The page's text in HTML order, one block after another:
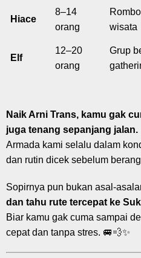
Hiace
8–14
orang
wisata
Elf
12–20
orang
Grup
Naik Arni Trans, kamu gak
juga tenang sepanjang jalan.
Armada kami selalu dalam
dan rutin dicek sebelum
Sopirnya pun bukan asal-
dan tahu rute tercepat ke
Biar kamu gak cuma sampai
cepat dan tanpa stres. 🚐💨✨